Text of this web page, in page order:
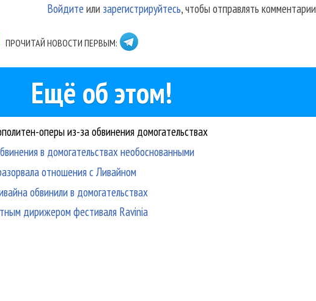
Войдите или зарегистрируйтесь, чтобы отправлять комментарии
ПРОЧИТАЙ НОВОСТИ ПЕРВЫМ:
Ещё об этом!
оперы из-за обвинения домогательствах
в домогательствах необоснованными
отношения с Ливайном
обвинили в домогательствах
дирижером фестиваля Ravinia